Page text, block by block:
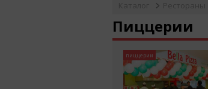
Пиццерии
пиццерии